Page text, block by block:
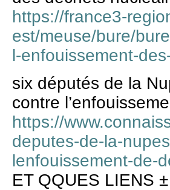
https://france3-
est/meuse/bure/
l-enfouissement-
six députés de la
contre
https://
deputes-de-la-
lenfouissement-de-
ET QQUES LIENS